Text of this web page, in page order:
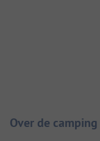
Over de camping